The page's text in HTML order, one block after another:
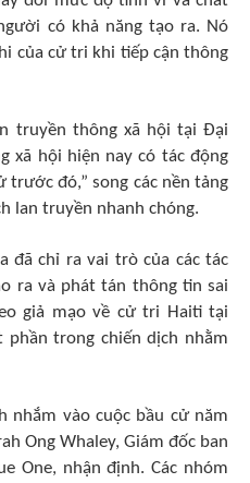
có khả năng tạo ra. Nó
của cử tri khi tiếp cận thông
truyền thông xã hội tại Đại
xã hội hiện nay có tác động
đó,” song các nền tảng
lan truyền nhanh chóng.
đã chỉ ra vai trò của các tác
ra và phát tán thông tin sai
giả mạo về cử tri Haiti tại
phần trong chiến dịch nhằm
nhắm vào cuộc bầu cử năm
Ong Whaley, Giám đốc ban
One, nhận định. Các nhóm